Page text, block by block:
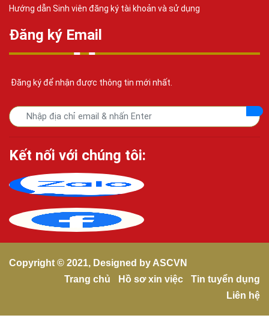
Hướng dẫn Sinh viên đăng ký tài khoản và sử dụng
Đăng ký Email
Đăng ký để nhận được thông tin mới nhất.
Kết nối với chúng tôi:
Copyright © 2021, Designed by ASCVN
Trang chủ
Hồ sơ xin việc
Tin tuyển dụng
Liên hệ